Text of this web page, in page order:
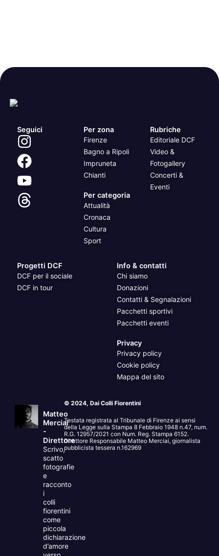
Seguici Per zona
Firenze
Bagno a Ripoli
Impruneta
Chianti
Per categoria
Attualità
Cronaca
Cultura
Sport
Rubriche
Editoriale DCF
Video &
Fotogallery
Concerti &
Eventi
Progetti DCF
DCF per il sociale
DCF in tour
Info & contatti
Chi siamo
Donazioni
Contatti & Segnalazioni
Pacchetti sportivi
Pacchetti eventi
Privacy
Privacy policy
Cookie policy
Mappa del sito
Matteo
Merciai
-
Direttore
Scrivo,
scatto
fotografie
e
racconto
i
colli
fiorentini
come
piccola
dichiarazione
d’amore
© 2024, Dai Colli Fiorentini
Testata registrata al Tribunale di Firenze ai sensi
della Legge sulla Stampa 8 Febbraio 1948 n.47, num.
R.G. 12957/2021 con Num. Reg. Stampa 6152.
Direttore Responsabile Matteo Merciai, giornalista
pubblicista tessera n.162969